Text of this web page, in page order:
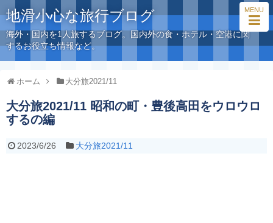
MENU
地滑小心な旅行ブログ
海外・国内を1人旅するブログ。国内外の食・ホテル・空港に関
するお役立ち情報など。
ホーム 大分旅2021/11
大分旅2021/11 昭和の町・豊後高田をウロウロ
するの編
2023/6/26 大分旅2021/11